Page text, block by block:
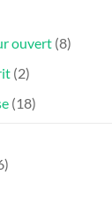
ouvert(8)
(2)
(18)